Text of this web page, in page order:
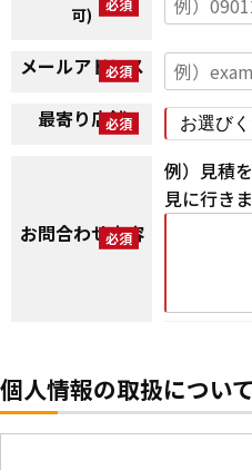
可)
メールアドレス
最寄り店舗
お問合わせ内容
例）見積
見に行きま
個人情報の取扱について